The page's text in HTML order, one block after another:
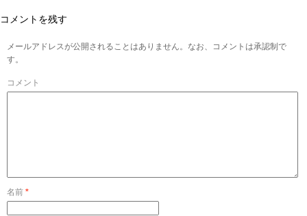
コメントを残す
メールアドレスが公開されることはありません。なお、コメントは承認制で
す。
コメント
名前 *